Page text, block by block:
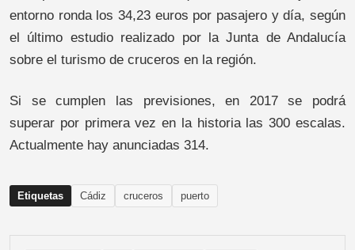
entorno ronda los 34,23 euros por pasajero y día, según
el último estudio realizado por la Junta de Andalucía
sobre el turismo de cruceros en la región.
Si se cumplen las previsiones, en 2017 se podrá
superar por primera vez en la historia las 300 escalas.
Actualmente hay anunciadas 314.
Etiquetas Cádiz cruceros puerto